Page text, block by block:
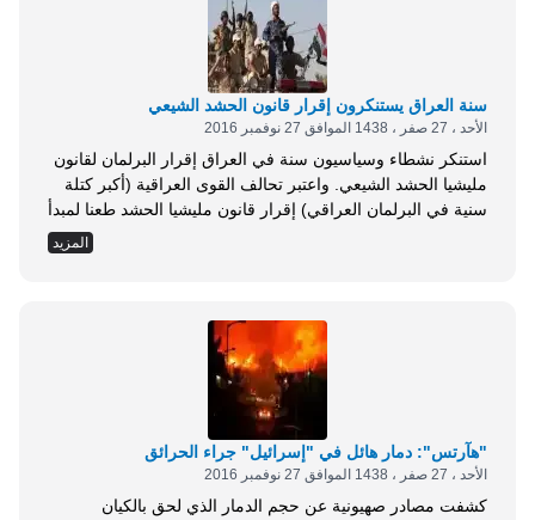
سنة العراق يستنكرون إقرار قانون الحشد الشيعي
الأحد ، 27 صفر ، 1438 الموافق 27 نوفمبر 2016
استنكر نشطاء وسياسيون سنة في العراق إقرار البرلمان لقانون
مليشيا الحشد الشيعي. واعتبر تحالف القوى العراقية (أكبر كتلة
سنية في البرلمان العراقي) إقرار قانون مليشيا الحشد طعنا لمبدأ
الشراكة، وهدد بالطعن عليه أمام القضاء، وسط تأكيدات قانونية
المزيد
"هآرتس": دمار هائل في "إسرائيل" جراء الحرائق
الأحد ، 27 صفر ، 1438 الموافق 27 نوفمبر 2016
كشفت مصادر صهيونية عن حجم الدمار الذي لحق بالكيان